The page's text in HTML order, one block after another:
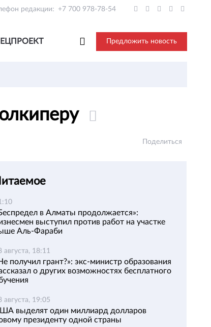
редакции: +7 700 978-78-54
Предложить новость
Поделиться
в Алматы продолжается»:
выступил против работ на участке
Аль-Фараби
августа, 18:11
получил грант?»: экс-министр образования
о других возможностях бесплатного
августа, 19:05
выделят один миллиард долларов
президенту одной страны